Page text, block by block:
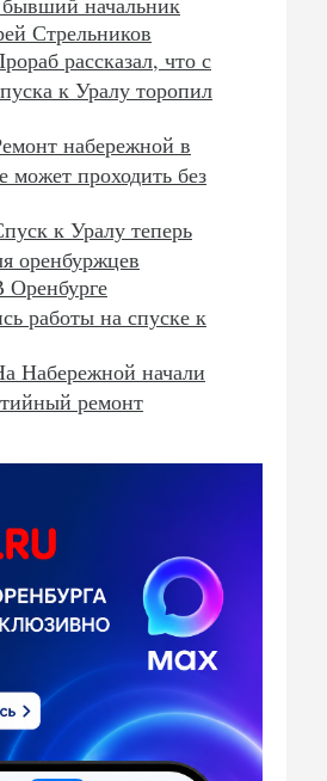
Стрельников
рассказал, что с
к Уралу торопил
набережной в
может проходить без
к Уралу теперь
оренбуржцев
Оренбурге
работы на спуске к
Набережной начали
ремонт